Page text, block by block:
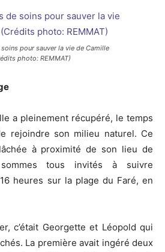
pour sauver la vie de Camille
photo: REMMAT)
a pleinement récupéré, le temps
rejoindre son milieu naturel. Ce
à proximité de son lieu de
tous invités à suivre
heures sur la plage du Faré, en
c’était Georgette et Léopold qui
La première avait ingéré deux